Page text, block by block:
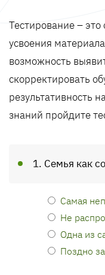
Тестирование –
усвоения
возможность
скорректировать
результативность
знаний пройдите
1. Семья как
Самая
Не
Одна из
Поздно